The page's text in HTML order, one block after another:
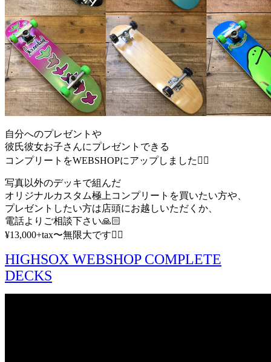
自分へのプレゼントや
彼氏彼女お子さんにプレゼントできる
コンプリートをWEBSHOPにアップしました🙆‍♂
写真以外のデッキで組んだ
オリジナルカスタム極上コンプリートを買いたい方や、
プレゼントしたい方は店頭にお越しいただくか、
電話よりご相談下さい🙏🏻
¥13,000+tax〜無限大です👍🏼
HIGHSOX WEBSHOP COMPLETE
DECKS